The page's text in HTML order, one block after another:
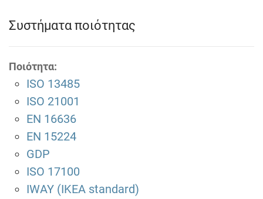
Συστήματα ποιότητας
Ποιότητα:
ISO 13485
ISO 21001
EN 16636
EN 15224
GDP
ISO 17100
IWAY (IKEA standard)